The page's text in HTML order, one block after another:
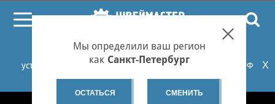
При проблемах с онлайн-оплатой заказов на сайте
установите российские сертификаты НУЦ Минцифры РФ
или используйте Яндекс.Браузер.Подробнее...
X
Мы определили ваш регион
как Санкт-Петербург
ОСТАТЬСЯ СМЕНИТЬ